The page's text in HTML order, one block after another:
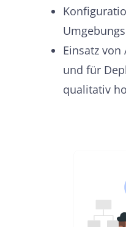
Einsatz
und für
qualitativ